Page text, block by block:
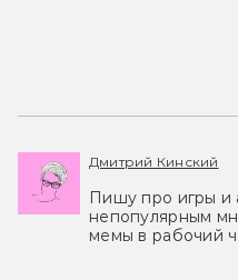
Дмитрий Кинский
Пишу про игры и
непопулярным
мемы в рабочий